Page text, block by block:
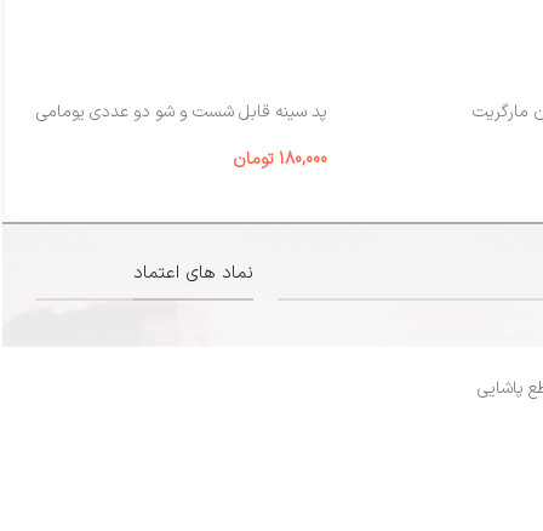
مارگریت
پد سینه قابل شست‌ و شو دو عددی یومامی
180,000 تومان
نماد های اعتماد